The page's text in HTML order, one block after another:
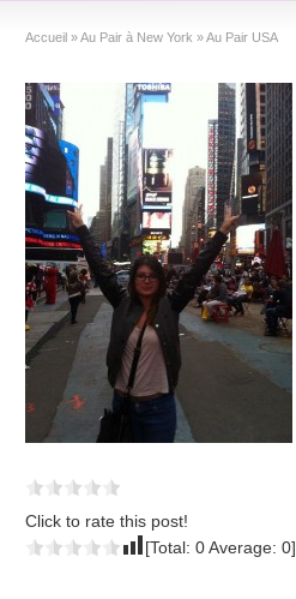
Accueil »Au Pair à New York »Au Pair USA
Click to rate this post!
[Total:0Average:0]